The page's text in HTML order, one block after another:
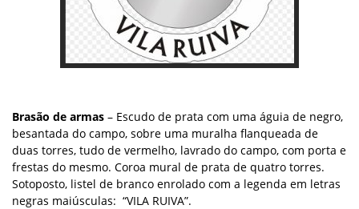
Brasão de armas – Escudo de prata com uma águia de negro,
besantada do campo, sobre uma muralha flanqueada de
duas torres, tudo de vermelho, lavrado do campo, com porta e
frestas do mesmo. Coroa mural de prata de quatro torres.
Sotoposto, listel de branco enrolado com a legenda em letras
negras maiúsculas: “VILA RUIVA”.